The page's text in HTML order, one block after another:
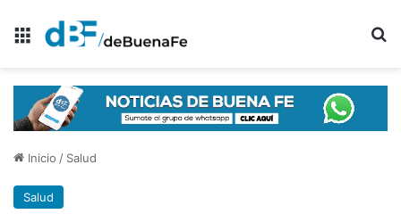
Menú
Inicio / Salud
Salud